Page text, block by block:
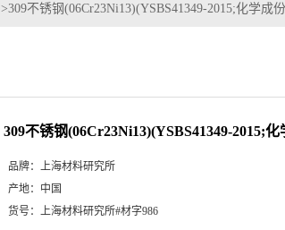
>309不锈钢(06Cr23Ni13)(YSBS41349-2015;化学成
309不锈钢(06Cr23Ni13)(YSBS41349-2015;
品牌：
上海材料研究所
产地： 中国
货号：
上海材料研究所#材字986